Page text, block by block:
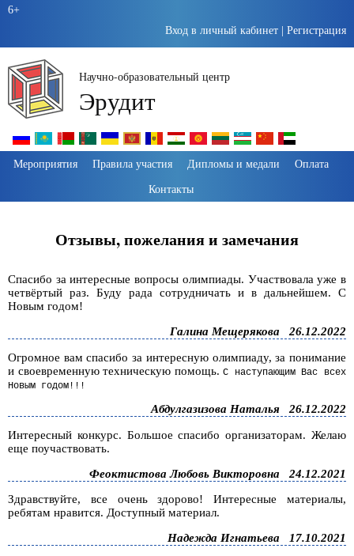
6+
Вход в личный кабинет
Регистрация
Научно-образовательный центр
Эрудит
Пропустить
навигацию
Мероприятия Правила участия Дипломы и медали
Оплата
Контакты
Отзывы, пожелания и замечания
Спасибо за интересные вопросы олимпиады. Участвовала уже в
четвёртый раз. Буду рада сотрудничать и в дальнейшем. С
Новым годом!
Галина Мещерякова 26.12.2022
Огромное вам спасибо за интересную олимпиаду, за понимание
и своевременную техническую помощь.С наступающим Вас всех
Новым годом!!!
Абдулгазизова Наталья26.12.2022
Интересный конкурс. Большое спасибо организаторам. Желаю
еще поучаствовать.
Феоктистова Любовь Викторовна 24.12.2021
Здравствуйте, все очень здорово! Интересные материалы,
ребятам нравится. Доступный материал.
Надежда Игнатьева 17.10.2021